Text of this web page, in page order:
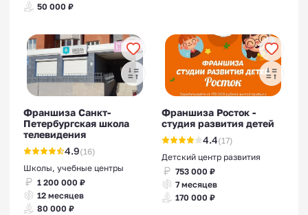
50 000 ₽
Франшиза Санкт-
Петербургская школа
телевидения
4.9(16)
Школы, учебные центры
1 200 000 ₽
12 месяцев
80 000 ₽
Франшиза Росток -
студия развития детей
4.4(17)
Детский центр развития
753 000 ₽
7 месяцев
170 000 ₽